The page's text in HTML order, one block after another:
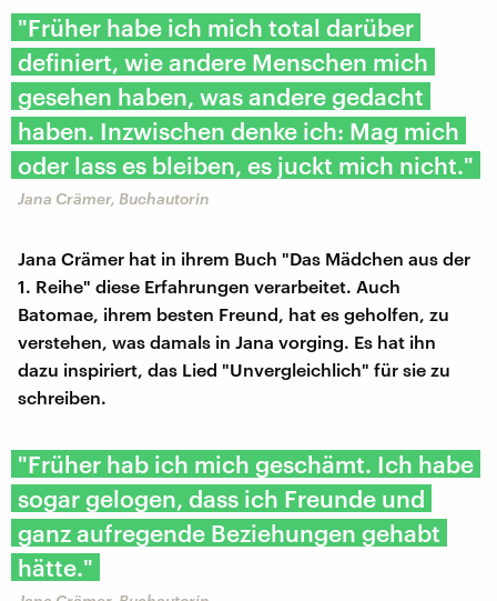
"Früher habe ich mich total darüber
definiert, wie andere Menschen mich
gesehen haben, was andere gedacht
haben. Inzwischen denke ich: Mag mich
oder lass es bleiben, es juckt mich nicht."
Jana Crämer, Buchautorin
Jana Crämer hat in ihrem Buch "Das Mädchen aus der
1. Reihe" diese Erfahrungen verarbeitet. Auch
Batomae, ihrem besten Freund, hat es geholfen, zu
verstehen, was damals in Jana vorging. Es hat ihn
dazu inspiriert, das Lied "Unvergleichlich" für sie zu
schreiben.
"Früher hab ich mich geschämt. Ich habe
sogar gelogen, dass ich Freunde und
ganz aufregende Beziehungen gehabt
hätte."